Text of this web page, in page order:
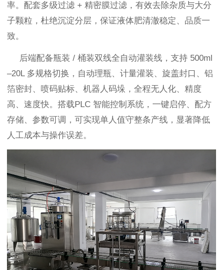
率。配套多级过滤 + 精密膜过滤，有效去除杂质与大分
子颗粒，杜绝沉淀分层，保证液体肥清澈稳定、品质一
致。
后端配备瓶装 / 桶装双线全自动灌装线，支持 500ml
–20L 多规格切换，自动理瓶、计量灌装、旋盖封口、铝
箔密封、喷码贴标、机器人码垛，全程无人化、精度
高、速度快。搭载PLC 智能控制系统，一键启停、配方
存储、参数可调，可实现单人值守整条产线，显著降低
人工成本与操作误差。